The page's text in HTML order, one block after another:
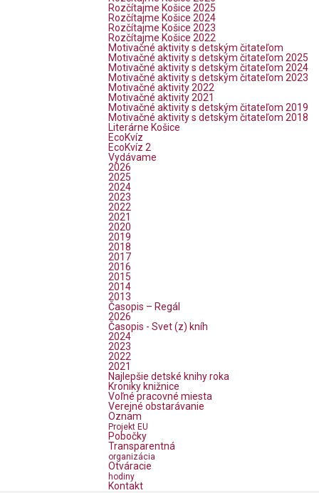
Rozčítajme Košice 2025
Rozčítajme Košice 2024
Rozčítajme Košice 2023
Rozčítajme Košice 2022
Motivačné aktivity s detským čitateľom
Motivačné aktivity s detským čitateľom 2025
Motivačné aktivity s detským čitateľom 2024
Motivačné aktivity s detským čitateľom 2023
Motivačné aktivity 2022
Motivačné aktivity 2021
Motivačné aktivity s detským čitateľom 2019
Motivačné aktivity s detským čitateľom 2018
Literárne Košice
EcoKvíz
EcoKvíz 2
Vydávame
2026
2025
2024
2023
2022
2021
2020
2019
2018
2017
2016
2015
2014
2013
Časopis – Regál
2026
Časopis - Svet (z) kníh
2024
2023
2022
2021
Najlepšie detské knihy roka
Kroniky knižnice
Voľné pracovné miesta
Verejné obstarávanie
Oznam
Projekt EU
Pobočky
Transparentná
organizácia
Otváracie
hodiny
Kontakt